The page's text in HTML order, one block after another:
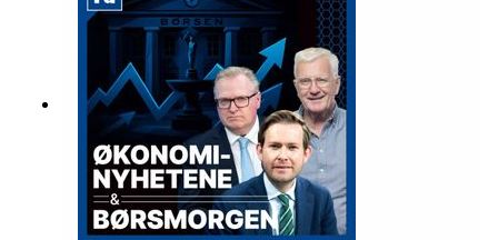
irriterer presidenten? Vi drar til Brooklyn i New
York for å se på det som er et av Equinors største
prosjekter noensinne.